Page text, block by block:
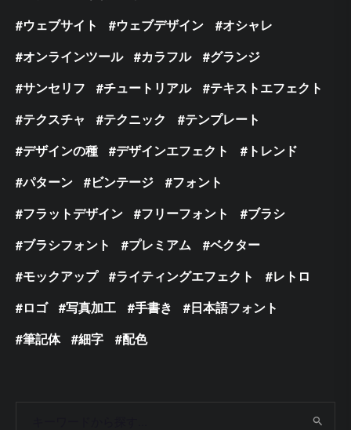
ウェブサイト
ウェブデザイン
オシャレ
オンラインツール
カラフル
グランジ
サンセリフ
チュートリアル
テキストエフェクト
テクスチャ
テクニック
テンプレート
デザインの種
デザインエフェクト
トレンド
パターン
ビンテージ
フォント
フラットデザイン
フリーフォント
ブラシ
ブラシフォント
プレミアム
ベクター
モックアップ
ライティングエフェクト
レトロ
ロゴ
写真加工 手書き
日本語フォント
筆記体
細字 配色